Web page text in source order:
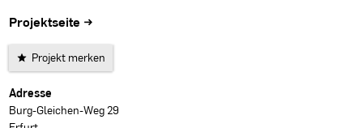
Projektseite →
Projekt merken
Projektdaten
Adresse
Burg-Gleichen-Weg 29